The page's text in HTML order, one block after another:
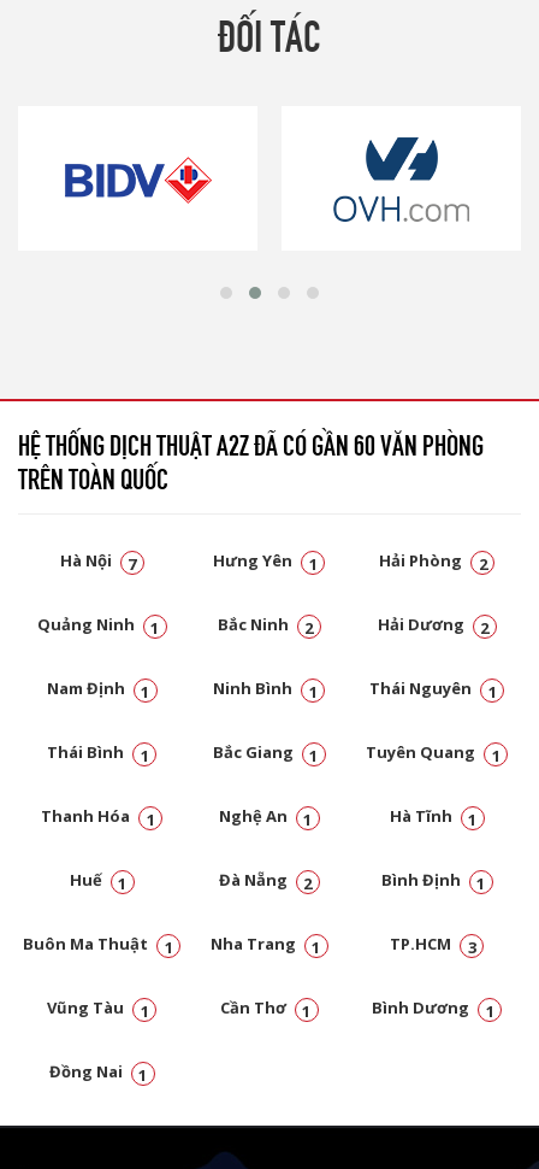
ĐỐI TÁC
HỆ THỐNG DỊCH THUẬT A2Z ĐÃ CÓ GẦN 60 VĂN PHÒNG
TRÊN TOÀN QUỐC
Hà Nội 7 Hưng Yên 1 Hải Phòng 2
Quảng Ninh 1 Bắc Ninh 2 Hải Dương 2
Nam Định 1 Ninh Bình 1 Thái Nguyên 1
Thái Bình 1 Bắc Giang 1 Tuyên Quang 1
Thanh Hóa 1 Nghệ An 1 Hà Tĩnh 1
Huế 1 Đà Nẵng 2 Bình Định 1
Buôn Ma Thuật 1 Nha Trang 1 TP.HCM 3
Vũng Tàu 1 Cần Thơ 1 Bình Dương 1
Đồng Nai 1